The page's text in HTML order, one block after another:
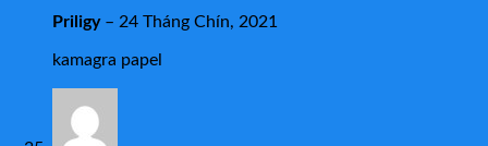
Priligy – 24 Tháng Chín, 2021
kamagra papel